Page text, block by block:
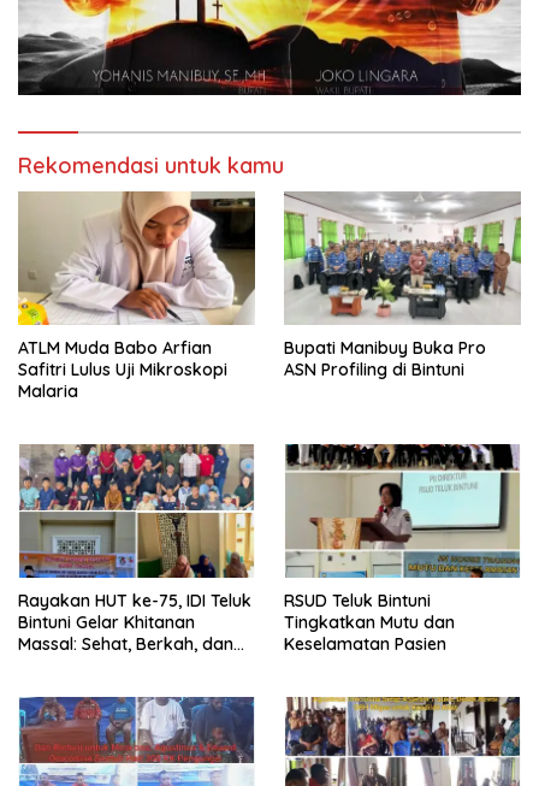
Rekomendasi untuk kamu
ATLM Muda Babo Arfian
Safitri Lulus Uji Mikroskopi
Malaria
Bupati Manibuy Buka Pro
ASN Profiling di Bintuni
Rayakan HUT ke-75, IDI Teluk
Bintuni Gelar Khitanan
Massal: Sehat, Berkah, dan
RSUD Teluk Bintuni
Tingkatkan Mutu dan
Keselamatan Pasien